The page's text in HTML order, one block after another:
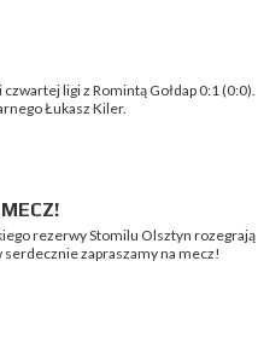
ligi z Romintą Gołdap 0:1 (0:0).
Łukasz Kiler.
rezerwy Stomilu Olsztyn rozegrają
serdecznie zapraszamy na mecz!